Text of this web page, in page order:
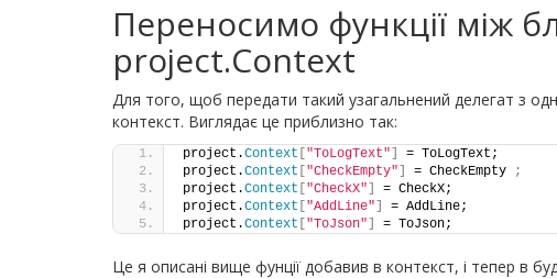
Переносимо функції між
project.Context
Для того, щоб передати такий узагальнений делегат з
контекст. Виглядає це приблизно так:
project.Context "ToLogText"
= ToLogText;
project.Context "CheckEmpty" = CheckEmpty
;
project.Context "CheckX"
= CheckX;
project.Context "AddLine"
= AddLine;
project.Context "ToJson" = ToJson;
Це я описані вище фунції добавив в контекст, і тепер в